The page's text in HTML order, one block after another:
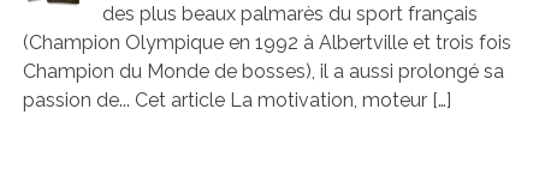
des plus beaux palmarès du sport français
(Champion Olympique en 1992 à Albertville et trois fois
Champion du Monde de bosses), il a aussi prolongé sa
passion de... Cet article La motivation, moteur […]